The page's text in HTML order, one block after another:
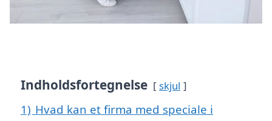
Indholdsfortegnelse skjul
1) Hvad kan et firma med speciale i